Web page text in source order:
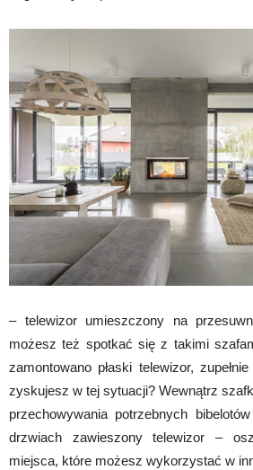
– telewizor umieszczony na
możesz też spotkać się z takimi
zamontowano płaski telewizor,
zyskujesz w tej sytuacji? Wewnątrz
przechowywania potrzebnych
drzwiach zawieszony telewizor –
miejsca, które możesz wykorzystać w